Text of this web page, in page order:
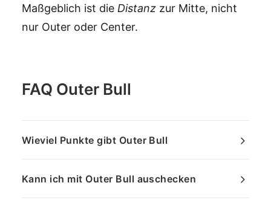
Maßgeblich ist die Distanz zur Mitte, nicht
nur Outer oder Center.
FAQ Outer Bull
Wieviel Punkte gibt Outer Bull
Kann ich mit Outer Bull auschecken